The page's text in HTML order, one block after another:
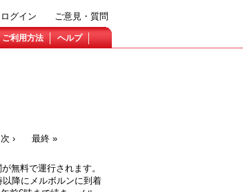
ご意見・質問
ログイン
ご利用方法 ヘルプ
次 › 最終 »
料で運行されます。
降にメルボルンに到着